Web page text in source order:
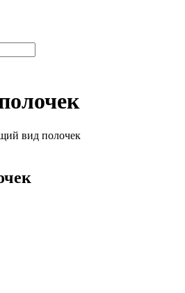
вид полочек